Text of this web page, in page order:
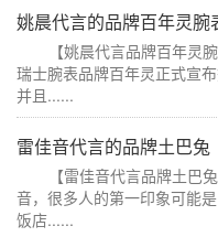
姚晨代言的品牌百年灵腕
【姚晨代言品牌百年灵
瑞士腕表品牌百年灵正式宣
并且......
雷佳音代言的品牌土巴兔
【雷佳音代言品牌土巴
音，很多人的第一印象可能
饭店......